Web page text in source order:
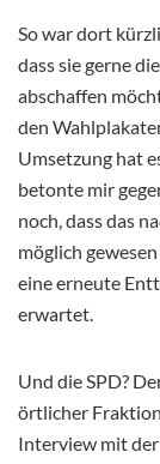
So war dort
dass sie gerne
abschaffen
den
Umsetzung hat
betonte mir
noch, dass das
möglich
eine erneute
erwartet.
Und die SPD?
örtlicher
Interview mit